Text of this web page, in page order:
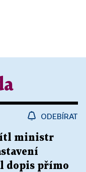
ODEBÍRAT
ministr
dopis přímo